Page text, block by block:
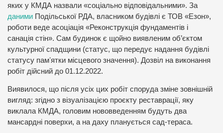
яких у КМДА назвали «соціально відповідальними». За
даними Подільської РДА, власником будівлі є ТОВ «Езон»,
роботи веде асоціація «Реконструкція фундаментів і
санація стін». Сам будинок є щойно виявленим об’єктом
культурної спадщини (статус, що передує надання будівлі
статусу памʼятки місцевого значення). Дозвіл на виконання
робіт дійсний до 01.12.2022.
Виявилося, що після усіх цих робіт споруда зміне зовнішній
вигляд: згідно з візуалізацією проєкту реставрації, яку
виклала КМДА, головим нововведенням будуть два
мансардні поверхи, а на даху планується сад-тераса.